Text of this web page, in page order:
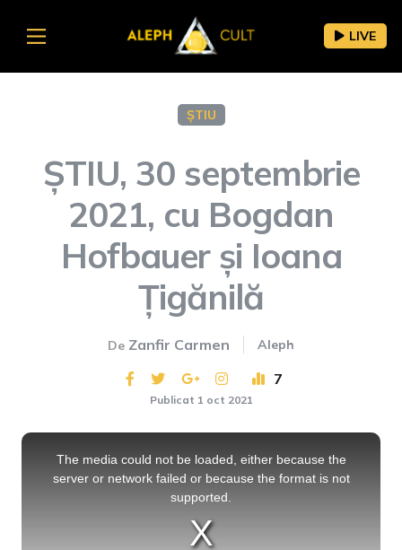
LIVE
ȘTIU
ȘTIU, 30 septembrie
2021, cu Bogdan
Hofbauer și Ioana
Țigănilă
De Zanfir Carmen Aleph
7
Publicat 1 oct 2021
This
The media could not be loaded, either because the
server or network failed or because the format is not
supported.